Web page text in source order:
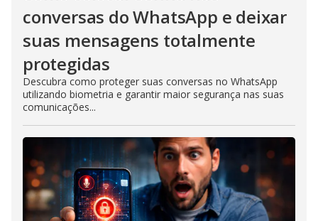
conversas do WhatsApp e deixar
suas mensagens totalmente
protegidas
Descubra como proteger suas conversas no WhatsApp
utilizando biometria e garantir maior segurança nas suas
comunicações...